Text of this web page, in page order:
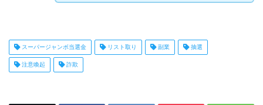
スーパージャンボ当選金 リスト取り 副業 抽選
注意喚起 詐欺